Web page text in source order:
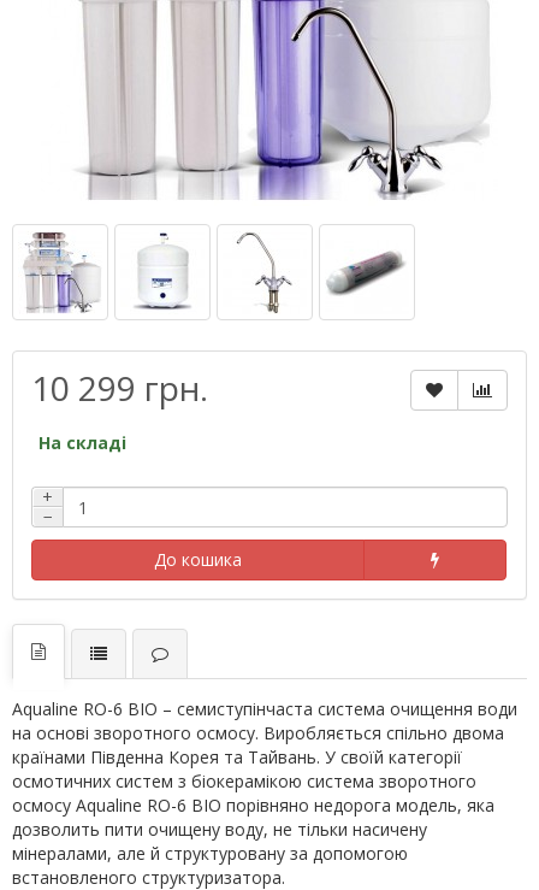
10 299 грн.
На складі
+
−
До кошика
Aqualine RO-6 BIO – семиступінчаста система очищення води
на основі зворотного осмосу. Виробляється спільно двома
країнами Південна Корея та Тайвань. У своїй категорії
осмотичних систем з біокерамікою система зворотного
осмосу Aqualine RO-6 BIO порівняно недорога модель, яка
дозволить пити очищену воду, не тільки насичену
мінералами, але й структуровану за допомогою
встановленого структуризатора.